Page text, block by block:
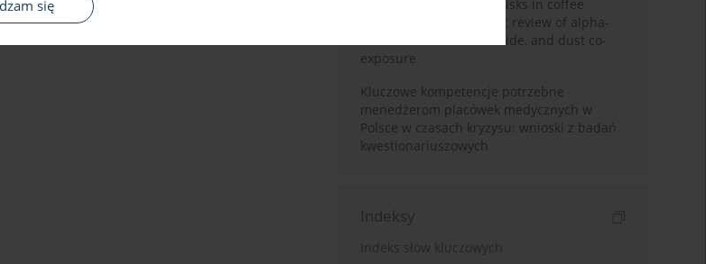
się
Synergistic respiratory risks in coffee
processing: a systematic review of alpha-
diketone, carbon monoxide, and dust co-
exposure
Kluczowe kompetencje potrzebne
menedżerom placówek medycznych w
Polsce w czasach kryzysu: wnioski z badań
kwestionariuszowych
Indeksy
Indeks słów kluczowych